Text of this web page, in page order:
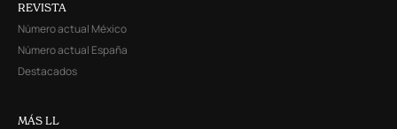
REVISTA
Número actual México
Número actual España
Destacados
MÁS LL